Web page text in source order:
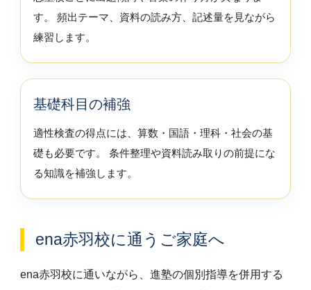
す。 頻出テーマ、資料の読み方、記述量を見ながら
練習します。
基礎科目の補強
適性検査の得点には、算数・国語・理科・社会の基
礎も必要です。 条件整理や資料読み取りの前提にな
る知識を補強します。
ena赤羽校に通うご家庭へ
ena赤羽校に通いながら、進塾の個別指導を併用する